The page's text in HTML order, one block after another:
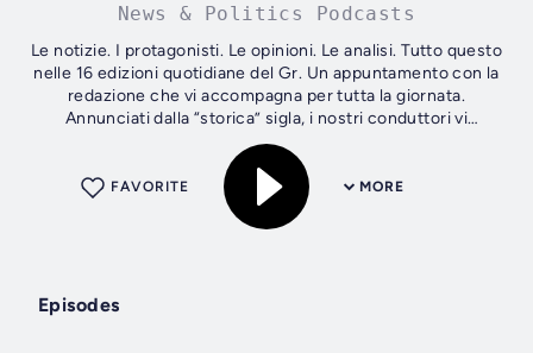
News & Politics Podcasts
Le notizie. I protagonisti. Le opinioni. Le analisi. Tutto questo
nelle 16 edizioni quotidiane del Gr. Un appuntamento con la
redazione che vi accompagna per tutta la giornata.
Annunciati dalla “storica” sigla, i nostri conduttori vi
racconteranno...
MORE
FAVORITE
Episodes